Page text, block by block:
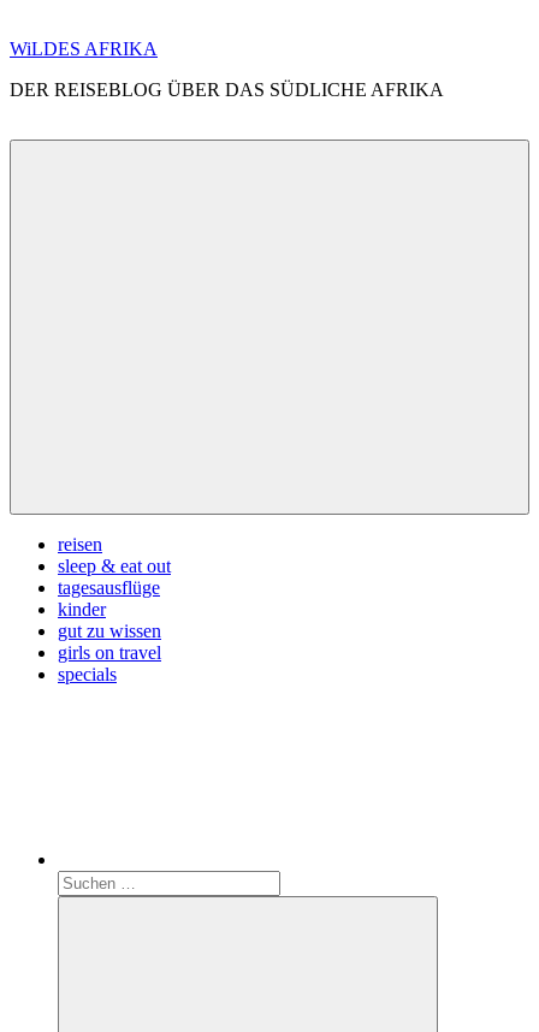
Zum
springen
WiLDES AFRIKA
DER REISEBLOG ÜBER DAS SÜDLICHE AFRIKA
reisen
sleep & eat out
tagesausflüge
kinder
gut zu wissen
girls on travel
specials
Suchen
nach: